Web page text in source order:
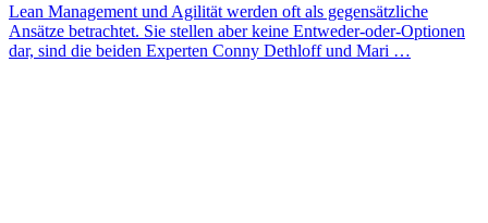
Lean Management und Agilität werden oft als gegensätzliche
Ansätze betrachtet. Sie stellen aber keine Entweder-oder-Optionen
dar, sind die beiden Experten Conny Dethloff und Mari …